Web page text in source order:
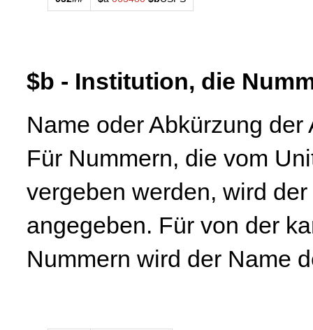
$b - Institution, die
Name oder Abkürzung
Für Nummern, die vom
vergeben werden, wird
angegeben. Für von der
Nummern wird der Name